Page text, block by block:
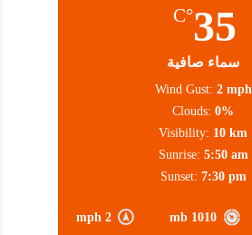
35
°C
سماء صافية
1010 mb
2 mph
Wind Gust: 2 mph
Clouds: 0%
Visibility: 10 km
Sunrise: 5:50 am
Sunset: 7:30 pm